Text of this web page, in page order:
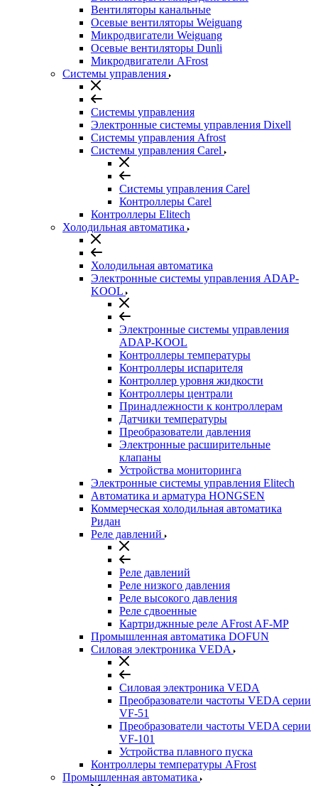
Вентиляторы канальные
Осевые вентиляторы Weiguang
Микродвигатели Weiguang
Осевые вентиляторы Dunli
Микродвигатели AFrost
Системы управления
Системы управления
Электронные системы управления Dixell
Системы управления Afrost
Системы управления Carel
Системы управления Carel
Контроллеры Carel
Контроллеры Elitech
Холодильная автоматика
Холодильная автоматика
Электронные системы управления ADAP-
KOOL
Электронные системы управления
ADAP-KOOL
Контроллеры температуры
Контроллеры испарителя
Контроллер уровня жидкости
Контроллеры централи
Принадлежности к контроллерам
Датчики температуры
Преобразователи давления
Электронные расширительные
клапаны
Устройства мониторинга
Электронные системы управления Elitech
Автоматика и арматура HONGSEN
Коммерческая холодильная автоматика
Ридан
Реле давлений
Реле давлений
Реле низкого давления
Реле высокого давления
Реле сдвоенные
Картриджнные реле AFrost AF-MP
Промышленная автоматика DOFUN
Силовая электроника VEDA
Силовая электроника VEDA
Преобразователи частоты VEDA серии
VF-51
Преобразователи частоты VEDA серии
VF-101
Устройства плавного пуска
Контроллеры температуры AFrost
Промышленная автоматика